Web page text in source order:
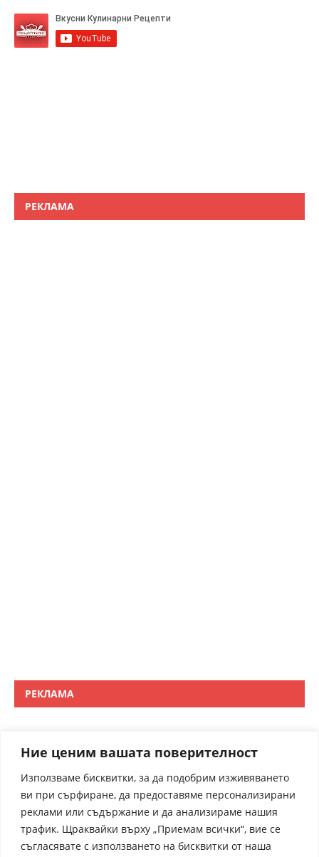
Ние ценим вашата поверителност
Използваме бисквитки, за да подобрим изживяването
ви при сърфиране, да предоставяме персонализирани
реклами или съдържание и да анализираме нашия
трафик. Щраквайки върху „Приемам всички“, вие се
съгласявате с използването на бисквитки от наша
РЕКЛАМА
РЕКЛАМА